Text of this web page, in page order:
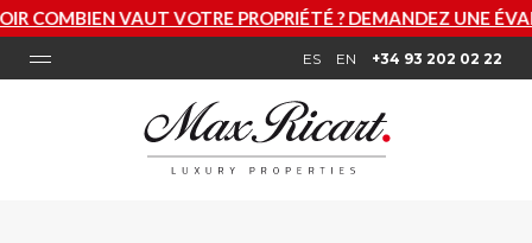
COMBIEN VAUT VOTRE PROPRIÉTÉ ? DEMANDEZ UNE
ES EN +34 93 202 02 22